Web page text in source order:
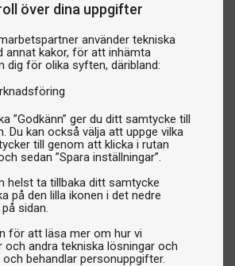
över dina uppgifter
använder tekniska
annat kakor, för att inhämta
dig för olika syften, däribland:
”Godkänn” ger du ditt samtycke till
Du kan också välja att uppge vilka
till genom att klicka i rutan
sedan ”Spara inställningar”.
helst ta tillbaka ditt samtycke
på den lilla ikonen i det nedre
sidan.
för att läsa mer om hur vi
och andra tekniska lösningar och